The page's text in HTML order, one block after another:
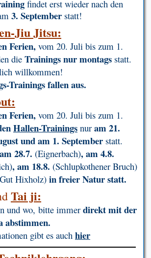
findet erst wieder nach den
3. September statt!
Jiu Jitsu:
Ferien, vom 20. Juli bis zum 1.
die Trainings nur montags statt.
willkommen!
Trainings fallen aus.
Ferien, vom 20. Juli bis zum 1.
Hallen-Trainings nur am 21.
und am 1. September statt.
28.7. (Eignerbach), am 4.8.
, am 18.8. (Schlupkothener Bruch)
Hixholz)in freier Natur statt.
Tai ji:
und wo, bitte immer direkt mit der
abstimmen.
gibt es auch hier